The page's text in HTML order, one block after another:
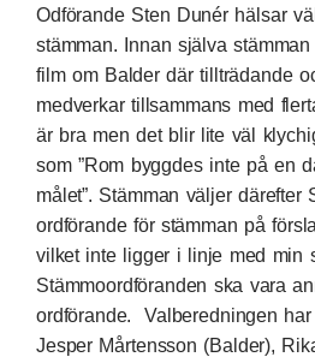
Odförande Sten Dunér hälsar
stämman. Innan själva
film om Balder där tillträdande
medverkar tillsammans med
är bra men det blir lite väl
som ”Rom byggdes inte på en
målet”. Stämman väljer därefter
ordförande för stämman på
vilket inte ligger i linje med min
Stämmoordföranden ska vara
ordförande. Valberedningen
Jesper Mårtensson (Balder),